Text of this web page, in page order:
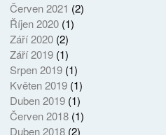
Červen 2021 (2)
Říjen 2020(1)
Září 2020(2)
Září 2019(1)
Srpen 2019(1)
Květen 2019(1)
Duben 2019(1)
Červen 2018(1)
Duben 2018(2)